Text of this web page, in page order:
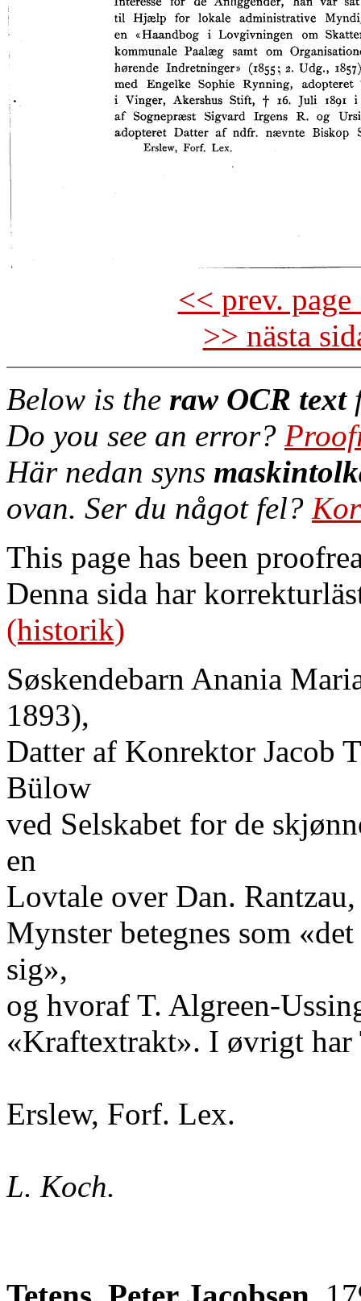
<< prev.
>> nästa
Below is the raw OCR text
Do you see an error?
Här nedan syns
ovan. Ser du något fel?
This page has been
Denna sida har
(historik)
Søskendebarn Anania
1893),
Datter af Konrektor Jacob
Bülow
ved Selskabet for de
en
Lovtale over Dan.
Mynster betegnes som
sig»,
og hvoraf T. Algreen-
«Kraftextrakt». I øvrigt
Erslew, Forf. Lex.
L. Koch.